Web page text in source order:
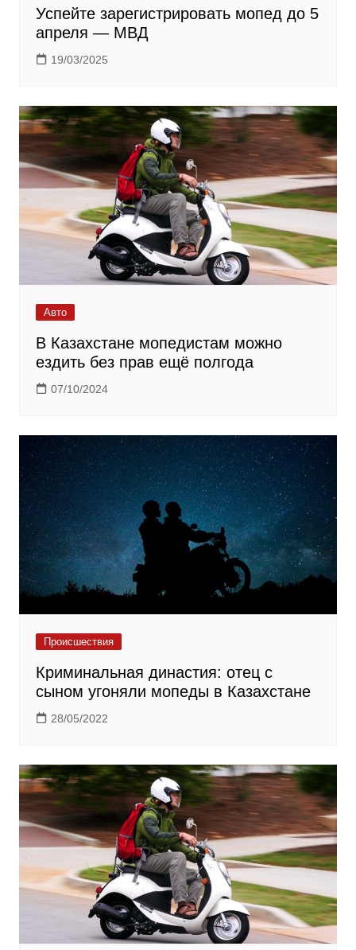
Успейте зарегистрировать мопед до 5
апреля — МВД
19/03/2025
Авто
В Казахстане мопедистам можно
ездить без прав ещё полгода
07/10/2024
Происшествия
Криминальная династия: отец с
сыном угоняли мопеды в Казахстане
28/05/2022